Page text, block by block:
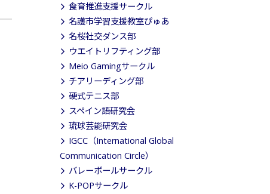
食育推進支援サークル
名護市学習支援教室ぴゅあ
名桜社交ダンス部
ウエイトリフティング部
Meio Gamingサークル
チアリーディング部
硬式テニス部
スペイン語研究会
琉球芸能研究会
IGCC（International Global
Communication Circle）
バレーボールサークル
K-POPサークル